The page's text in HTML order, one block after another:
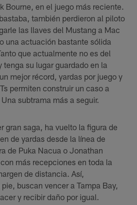
Bourne, en el juego más reciente.
también perdieron al piloto
las llaves del Mustang a Mac
una actuación bastante sólida
que actualmente no es del
tenga su lugar guardado en la
mejor récord, yardas por juego y
permiten construir un caso a
subtrama más a seguir.
gran saga, ha vuelto la figura de
de yardas desde la línea de
de Puka Nacua o Jonathan
más recepciones en toda la
de distancia. Así,
buscan vencer a Tampa Bay,
y recibir daño por igual.